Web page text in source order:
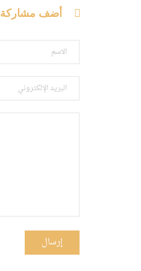
أضف مشاركة
إرسال